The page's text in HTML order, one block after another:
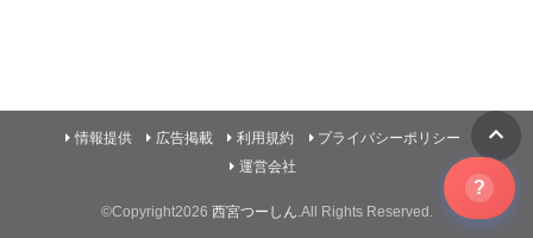
情報提供 広告掲載 利用規約
プライバシーポリシー
運営会社
©Copyright2026 西宮つーしん .All Rights Reserved.
?